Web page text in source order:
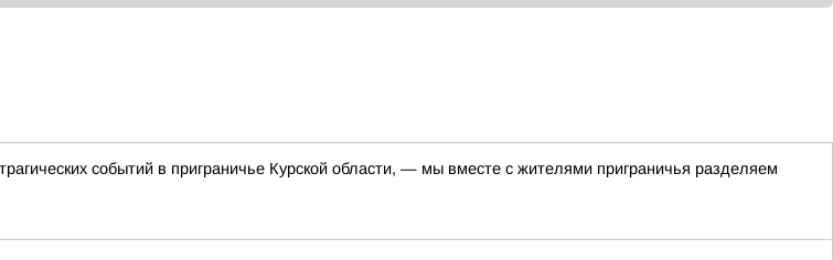
событий в приграничье Курской области, — мы вместе с жителями приграничья разделяем